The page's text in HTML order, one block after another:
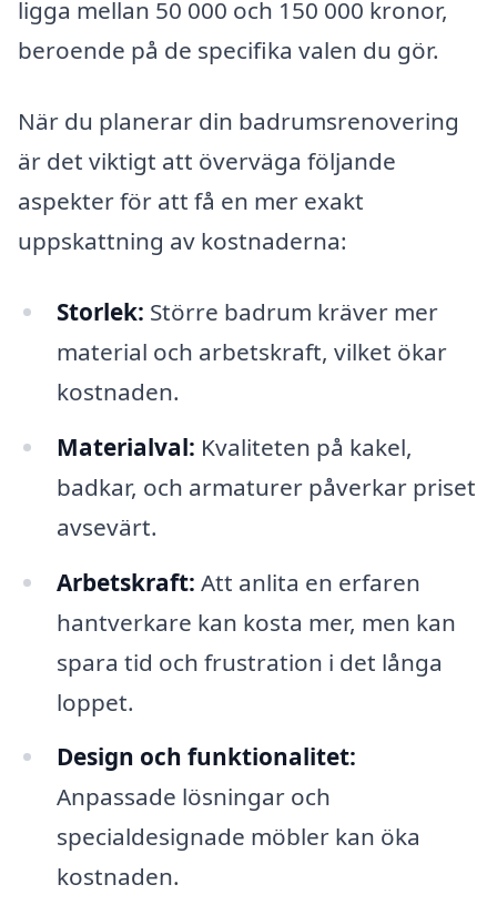
ligga mellan 50 000 och 150 000 kronor,
beroende på de specifika valen du gör.
När du planerar din badrumsrenovering
är det viktigt att överväga följande
aspekter för att få en mer exakt
uppskattning av kostnaderna:
Storlek: Större badrum kräver mer
material och arbetskraft, vilket ökar
kostnaden.
Materialval: Kvaliteten på kakel,
badkar, och armaturer påverkar priset
avsevärt.
Arbetskraft: Att anlita en erfaren
hantverkare kan kosta mer, men kan
spara tid och frustration i det långa
loppet.
Design och funktionalitet:
Anpassade lösningar och
specialdesignade möbler kan öka
kostnaden.